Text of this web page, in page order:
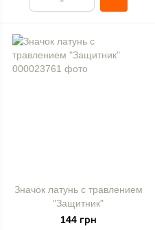
Значок латунь с травлением
"Защитник"
144 грн